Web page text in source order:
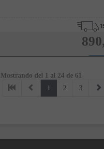
Añadir a la cesta
Mostrando del 1 al 24 de 61
1 2 3